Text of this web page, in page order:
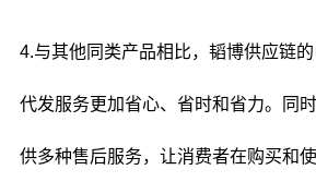
4.与其他同类产品相比，韬博供应链
代发服务更加省心、省时和省力。同
供多种售后服务，让消费者在购买和